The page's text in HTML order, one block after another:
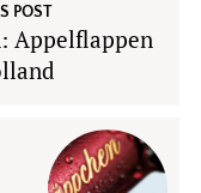
POST
Appelflappen